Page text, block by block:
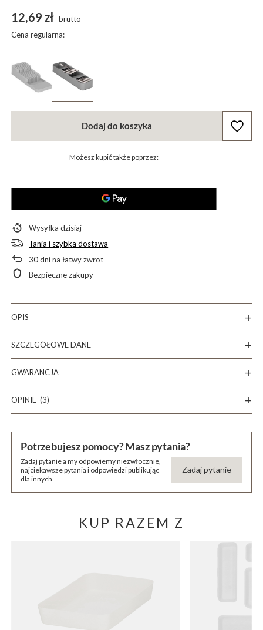
12,69 zł brutto
Cena regularna:
Dodaj do koszyka
Możesz kupić także poprzez:
Wysyłkadzisiaj
Tania i szybka dostawa
30dni na łatwy zwrot
Bezpieczne zakupy
OPIS
SZCZEGÓŁOWE DANE
GWARANCJA
OPINIE (3)
Potrzebujesz pomocy? Masz pytania?
Zadaj pytanie a my odpowiemy niezwłocznie,
najciekawsze pytania i odpowiedzi publikując
dla innych.
Zadaj pytanie
KUP RAZEM Z